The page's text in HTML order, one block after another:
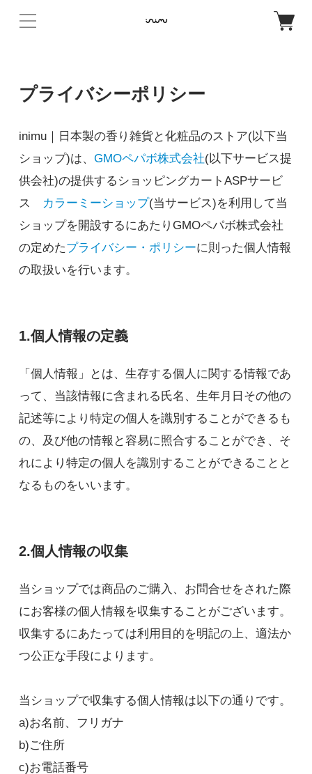
プライバシーポリシー
inimu｜日本製の香り雑貨と化粧品のストア(以下当
ショップ)は、 GMOペパボ株式会社(以下サービス提
供会社)の提供するショッピングカートASPサービ
ス
カラーミーショップ(当サービス)を利用して当
ショップを開設するにあたりGMOペパボ株式会社
の定めたプライバシー・ポリシーに則った個人情報
の取扱いを行います。
1.個人情報の定義
「個人情報」とは、生存する個人に関する情報であ
って、当該情報に含まれる氏名、生年月日その他の
記述等により特定の個人を識別することができるも
の、及び他の情報と容易に照合することができ、そ
れにより特定の個人を識別することができることと
なるものをいいます。
2.個人情報の収集
当ショップでは商品のご購入、お問合せをされた際
にお客様の個人情報を収集することがございます。
収集するにあたっては利用目的を明記の上、適法か
つ公正な手段によります。
当ショップで収集する個人情報は以下の通りです。
a)お名前、フリガナ
b)ご住所
c)お電話番号